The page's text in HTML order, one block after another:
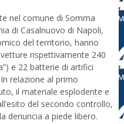
nel comune di Somma
di Casalnuovo di Napoli,
del territorio, hanno
rispettivamente 240
e 22 batterie di artifici
relazione al primo
il materiale esplodente e
del secondo controllo,
denuncia a piede libero.